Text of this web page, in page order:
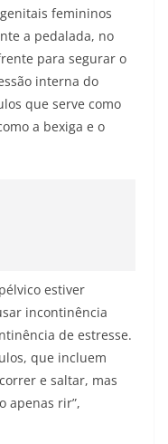
femininos
a pedalada, no
para segurar o
interna do
que serve como
a bexiga e o
estiver
incontinência
de estresse.
que incluem
e saltar, mas
apenas rir”,